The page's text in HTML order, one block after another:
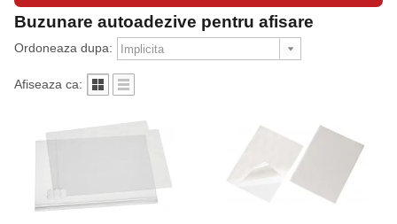
Buzunare autoadezive pentru afisare
Ordoneaza dupa:
Afiseaza ca: